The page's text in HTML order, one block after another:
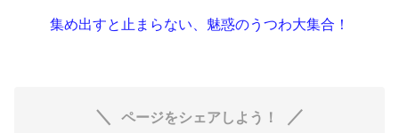
集め出すと止まらない、魅惑のうつわ大集合！
ページをシェアしよう！